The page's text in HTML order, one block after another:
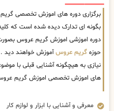
برگزاری دوره های اموزش تخصصی
بگونه ای تدارک دیده شده است که
دوره اموزشی اموزش گریم عروس
حوزه گریم عروسآموزش خواهند دید
نیازی به هیچگونه آشنایی قبلی با
های اموزش تخصصی اموزش گریم
معرفی و آشنایی با ابزار و لوازم کار